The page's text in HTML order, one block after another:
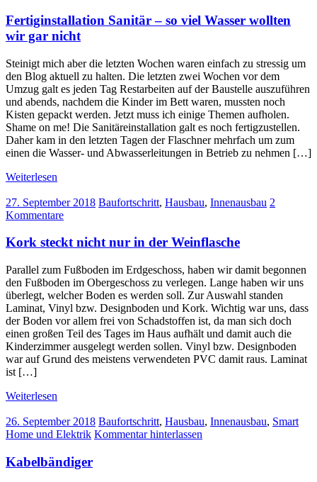
Fertiginstallation Sanitär – so viel Wasser wollten
wir gar nicht
Steinigt mich aber die letzten Wochen waren einfach zu stressig um
den Blog aktuell zu halten. Die letzten zwei Wochen vor dem
Umzug galt es jeden Tag Restarbeiten auf der Baustelle auszuführen
und abends, nachdem die Kinder im Bett waren, mussten noch
Kisten gepackt werden. Jetzt muss ich einige Themen aufholen.
Shame on me! Die Sanitäreinstallation galt es noch fertigzustellen.
Daher kam in den letzten Tagen der Flaschner mehrfach um zum
einen die Wasser- und Abwasserleitungen in Betrieb zu nehmen […]
Weiterlesen
27. September 2018 Baufortschritt, Hausbau, Innenausbau 2
Kommentare
Kork steckt nicht nur in der Weinflasche
Parallel zum Fußboden im Erdgeschoss, haben wir damit begonnen
den Fußboden im Obergeschoss zu verlegen. Lange haben wir uns
überlegt, welcher Boden es werden soll. Zur Auswahl standen
Laminat, Vinyl bzw. Designboden und Kork. Wichtig war uns, dass
der Boden vor allem frei von Schadstoffen ist, da man sich doch
einen großen Teil des Tages im Haus aufhält und damit auch die
Kinderzimmer ausgelegt werden sollen. Vinyl bzw. Designboden
war auf Grund des meistens verwendeten PVC damit raus. Laminat
ist […]
Weiterlesen
26. September 2018 Baufortschritt, Hausbau, Innenausbau, Smart
Home und Elektrik Kommentar hinterlassen
Kabelbändiger